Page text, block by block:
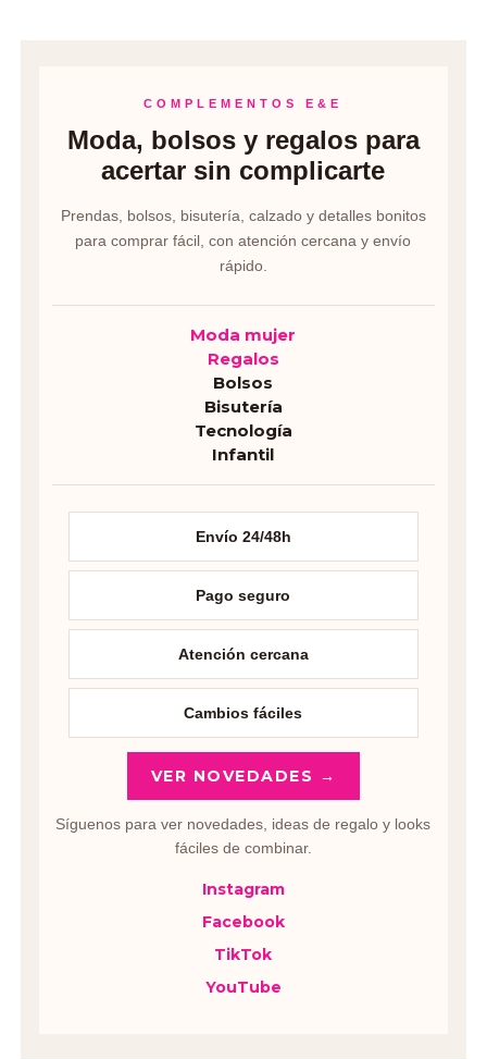
COMPLEMENTOS E&E
Moda, bolsos y regalos para
acertar sin complicarte
Prendas, bolsos, bisutería, calzado y detalles bonitos
para comprar fácil, con atención cercana y envío
rápido.
Moda mujer
Regalos
Bolsos
Bisutería
Tecnología
Infantil
Envío 24/48h
Pago seguro
Atención cercana
Cambios fáciles
VER NOVEDADES →
Síguenos para ver novedades, ideas de regalo y looks
fáciles de combinar.
Instagram
Facebook
TikTok
YouTube